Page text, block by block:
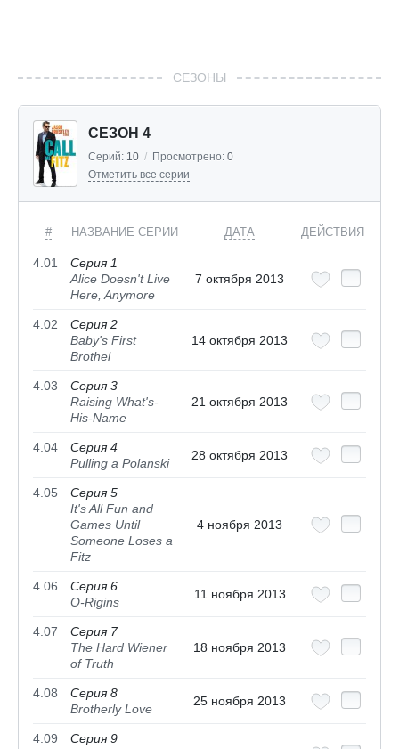
СЕЗОНЫ
СЕЗОН 4
Серий: 10 / Просмотрено: 0
Отметить все серии
# НАЗВАНИЕ СЕРИИ ДАТА ДЕЙСТВИЯ
4.01
Серия 1
Alice Doesn't Live
Here, Anymore
7 октября 2013
4.02
Серия 2
Baby's First
Brothel
14 октября 2013
4.03
Серия 3
Raising What's-
His-Name
21 октября 2013
4.04
Серия 4
Pulling a Polanski
28 октября 2013
4.05
Серия 5
It's All Fun and
Games Until
Someone Loses a
Fitz
4 ноября 2013
4.06
Серия 6
O-Rigins
11 ноября 2013
4.07
Серия 7
The Hard Wiener
of Truth
18 ноября 2013
4.08
Серия 8
Brotherly Love
25 ноября 2013
4.09
Серия 9